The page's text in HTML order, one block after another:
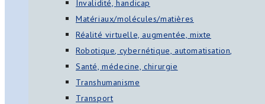
Invalidité, handicap
Matériaux/molécules/matières
Réalité virtuelle, augmentée, mixte
Robotique, cybernétique, automatisation,
Santé, médecine, chirurgie
Transhumanisme
Transport